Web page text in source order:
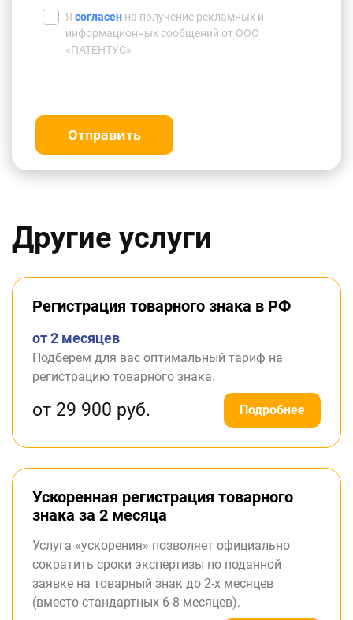
Я согласен на получение рекламных и
информационных сообщений от ООО
«ПАТЕНТУС»
Отправить
Другие услуги
Регистрация товарного знака в РФ
от 2 месяцев
Подберем для вас оптимальный тариф на
регистрацию товарного знака.
от 29 900 руб. Подробнее
Ускоренная регистрация товарного
знака за 2 месяца
Услуга «ускорения» позволяет официально
сократить сроки экспертизы по поданной
заявке на товарный знак до 2-х месяцев
(вместо стандартных 6-8 месяцев).